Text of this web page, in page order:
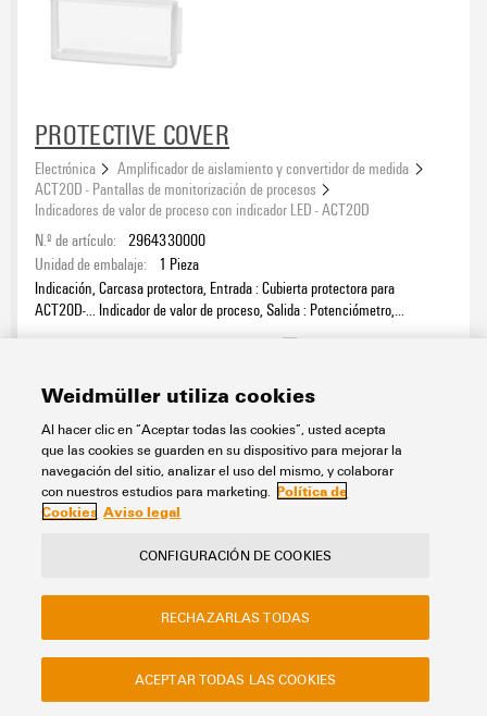
PROTECTIVE COVER
Electrónica
Amplificador de aislamiento y convertidor de medida
ACT20D - Pantallas de monitorización de procesos
Indicadores de valor de proceso con indicador LED - ACT20D
N.º de artículo: 2964330000
Unidad de embalaje:
1 Pieza
Indicación, Carcasa protectora, Entrada : Cubierta protectora para
ACT20D-... Indicador de valor de proceso, Salida : Potenciómetro,
Añadir a la consulta
Contacto
Acerca de nuestra eShop
Menciones legales
Privacidad
Preguntas frecuentes
Instrucciones de eliminación
Configuración de cookies
Weidmüller utiliza cookies
Al hacer clic en “Aceptar todas las cookies”, usted acepta
que las cookies se guarden en su dispositivo para mejorar la
navegación del sitio, analizar el uso del mismo, y colaborar
con nuestros estudios para marketing. Política de
Cookies Aviso legal
CONFIGURACIÓN DE COOKIES
RECHAZARLAS TODAS
ACEPTAR TODAS LAS COOKIES